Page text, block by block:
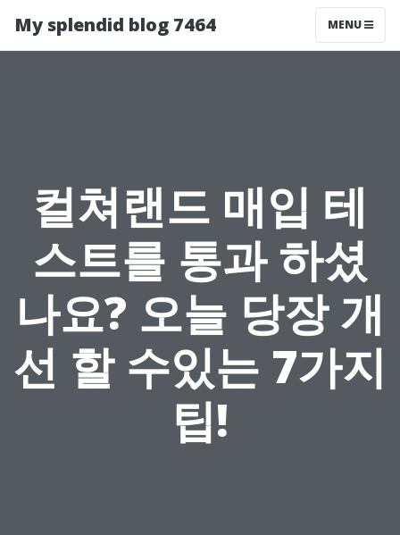
My splendid blog 7464 MENU
컬쳐랜드 매입 테
스트를 통과 하셨
나요? 오늘 당장 개
선 할 수있는 7가지
팁!